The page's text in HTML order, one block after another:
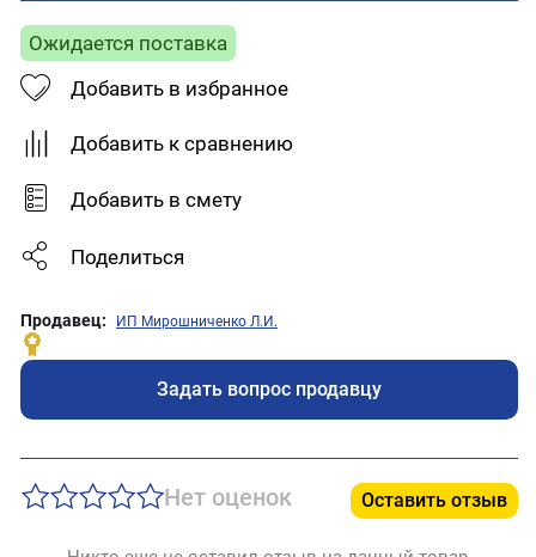
Ожидается поставка
Добавить в избранное
Добавить к сравнению
Добавить в смету
Поделиться
Продавец: ИП Мирошниченко Л.И.
Задать вопрос продавцу
Нет оценок Оставить отзыв